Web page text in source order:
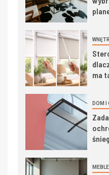
ma
DOM I
MEBLE